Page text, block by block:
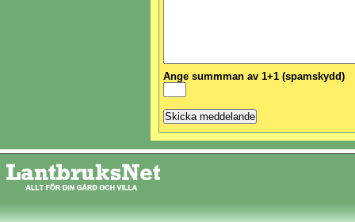
Ange summman av 1+1 (spamskydd)